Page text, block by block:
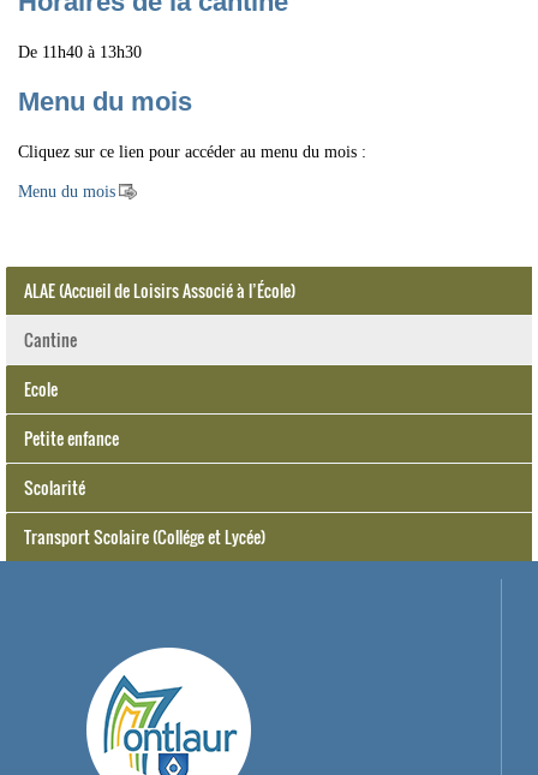
De 11h40 à 13h30
Menu du mois
Cliquez sur ce lien pour accéder au menu du mois :
Menu du mois
ALAE (Accueil de Loisirs Associé à l’École)
Cantine
Ecole
Petite enfance
Scolarité
Transport Scolaire (Collége et Lycée)